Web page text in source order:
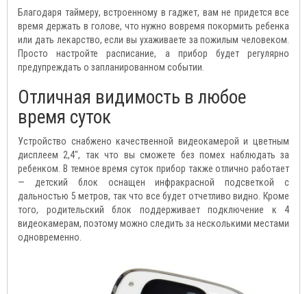
Благодаря таймеру, встроенному в гаджет, вам не придется все
время держать в голове, что нужно вовремя покормить ребенка
или дать лекарство, если вы ухаживаете за пожилым человеком.
Просто настройте расписание, а прибор будет регулярно
предупреждать о запланированном событии.
Отличная видимость в любое
время суток
Устройство снабжено качественной видеокамерой и цветным
дисплеем 2,4", так что вы сможете без помех наблюдать за
ребенком. В темное время суток прибор также отлично работает
— детский блок оснащен инфракрасной подсветкой с
дальностью 5 метров, так что все будет отчетливо видно. Кроме
того, родительский блок поддерживает подключение к 4
видеокамерам, поэтому можно следить за несколькими местами
одновременно.